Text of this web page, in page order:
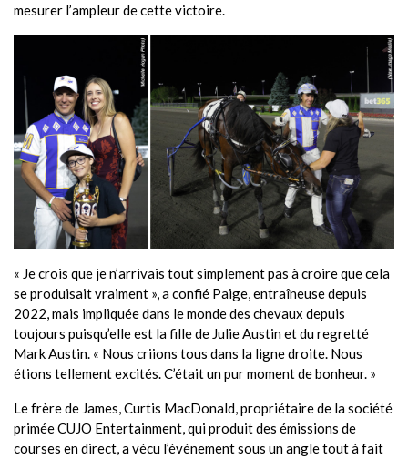
mesurer l’ampleur de cette victoire.
« Je crois que je n’arrivais tout simplement pas à croire que cela
se produisait vraiment », a confié Paige, entraîneuse depuis
2022, mais impliquée dans le monde des chevaux depuis
toujours puisqu’elle est la fille de Julie Austin et du regretté
Mark Austin. « Nous criions tous dans la ligne droite. Nous
étions tellement excités. C’était un pur moment de bonheur. »
Le frère de James, Curtis MacDonald, propriétaire de la société
primée CUJO Entertainment, qui produit des émissions de
courses en direct, a vécu l’événement sous un angle tout à fait